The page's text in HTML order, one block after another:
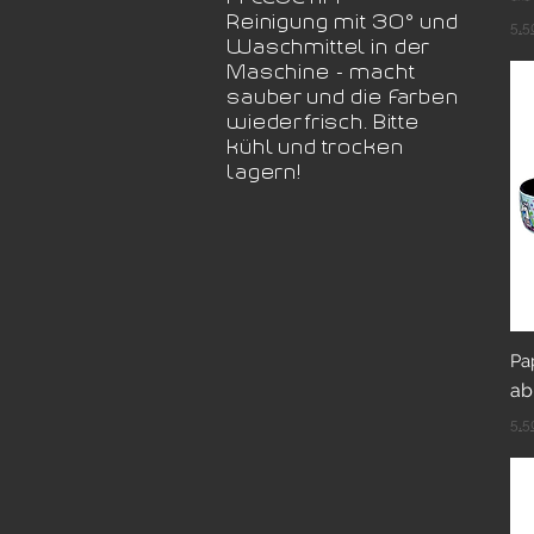
Reinigung mit 30° und
Waschmittel in der
Maschine - macht
sauber und die Farben
wieder frisch. Bitte
kühl und trocken
lagern!